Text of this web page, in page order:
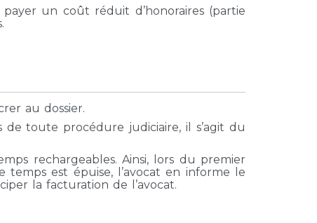
un coût réduit d’honoraires (partie
au dossier.
de toute procédure judiciaire, il s’agit du
rechargeables. Ainsi, lors du premier
est épuise, l’avocat en informe le
la facturation de l’avocat.